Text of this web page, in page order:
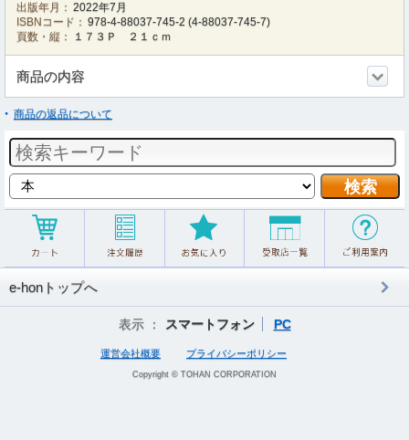
出版年月： 2022年7月
ISBNコード： 978-4-88037-745-2 (4-88037-745-7)
頁数・縦：
１７３Ｐ ２１ｃｍ
商品の内容
商品の返品について
e-honトップへ
表示 ： スマートフォン PC
運営会社概要 プライバシーポリシー
Copyright © TOHAN CORPORATION